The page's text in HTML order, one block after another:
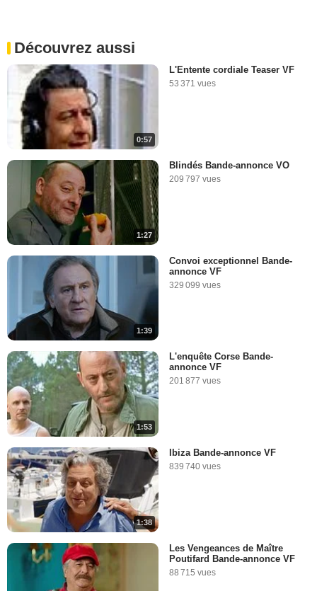
Découvrez aussi
0:57
L'Entente cordiale Teaser VF
53 371 vues
1:27
Blindés Bande-annonce VO
209 797 vues
1:39
Convoi exceptionnel Bande-
annonce VF
329 099 vues
1:53
L'enquête Corse Bande-
annonce VF
201 877 vues
1:38
Ibiza Bande-annonce VF
839 740 vues
Les Vengeances de Maître
Poutifard Bande-annonce VF
88 715 vues